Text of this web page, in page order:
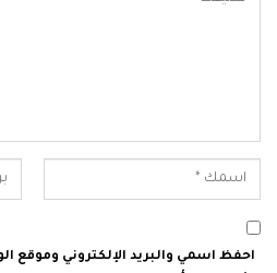
احفظ اسمي والبريد الإلكتروني وموقع